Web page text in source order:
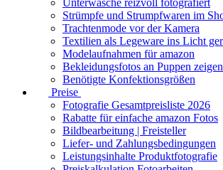
Strümpfe und Strumpfwaren im
Trachtenmode vor der Kamera
Textilien als Legeware ins Licht
Modelaufnahmen für amazon
Bekleidungsfotos an Puppen zeigen
Benötigte Konfektionsgrößen
Preise
Fotografie Gesamtpreisliste 2026
Rabatte für einfache amazon Fotos
Bildbearbeitung | Freisteller
Liefer- und Zahlungsbedingungen
Leistungsinhalte Produktfotografie